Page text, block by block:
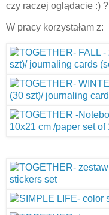
czy raczej oglądacie :) ?
W pracy korzystałam z: